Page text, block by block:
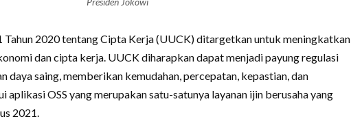
Tahun 2020 tentang Cipta Kerja (UUCK) ditargetkan untuk meningkatkan
dan cipta kerja. UUCK diharapkan dapat menjadi payung regulasi
daya saing, memberikan kemudahan, percepatan, kepastian, dan
aplikasi OSS yang merupakan satu-satunya layanan ijin berusaha yang
2021.